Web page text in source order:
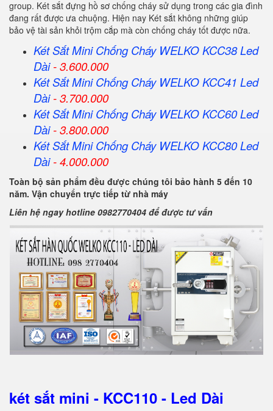
group. Két sắt đựng hồ sơ chống cháy sử dụng trong các gia đình
đang rất được ưa chuộng. Hiện nay Két sắt không những giúp
bảo vệ tài sản khỏi trộm cắp mà còn chống cháy tốt được nữa.
Két Sắt Mini Chống Cháy WELKO KCC38 Led
Dài- 3.600.000
Két Sắt Mini Chống Cháy WELKO KCC41 Led
Dài- 3.700.000
Két Sắt Mini Chống Cháy WELKO KCC60 Led
Dài- 3.800.000
Két Sắt Mini Chống Cháy WELKO KCC80 Led
Dài- 4.000.000
Toàn bộ sản phẩm đều được chúng tôi bảo hành 5 đến 10
năm. Vận chuyển trực tiếp từ nhà máy
Liên hệ ngay hotline 0982770404 để được tư vấn
két sắt mini - KCC110 - Led Dài